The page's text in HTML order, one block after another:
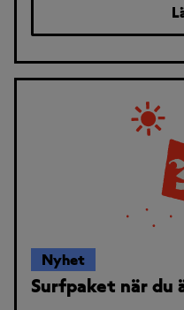
Nyhet
Surfpaket när du